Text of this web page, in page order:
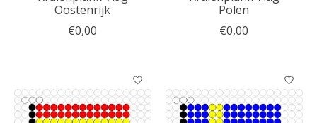
Oostenrijk
€0,00
Polen
€0,00